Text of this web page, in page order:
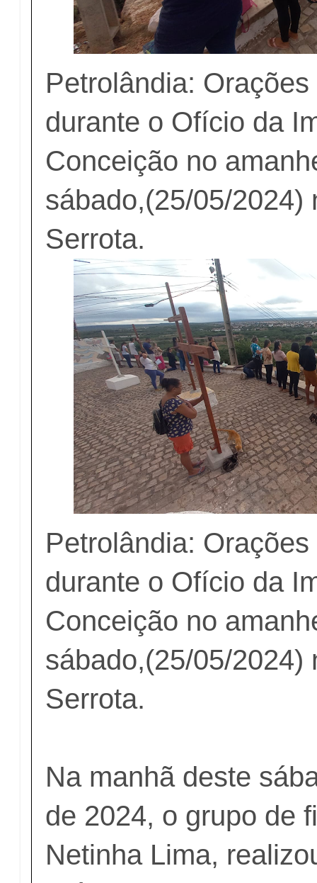
Petrolândia:
durante o Ofício da
Conceição no
sábado,(25/05/2024)
Serrota.
Petrolândia:
durante o Ofício da
Conceição no
sábado,(25/05/2024)
Serrota.
Na manhã deste
de 2024, o grupo de
Netinha Lima,